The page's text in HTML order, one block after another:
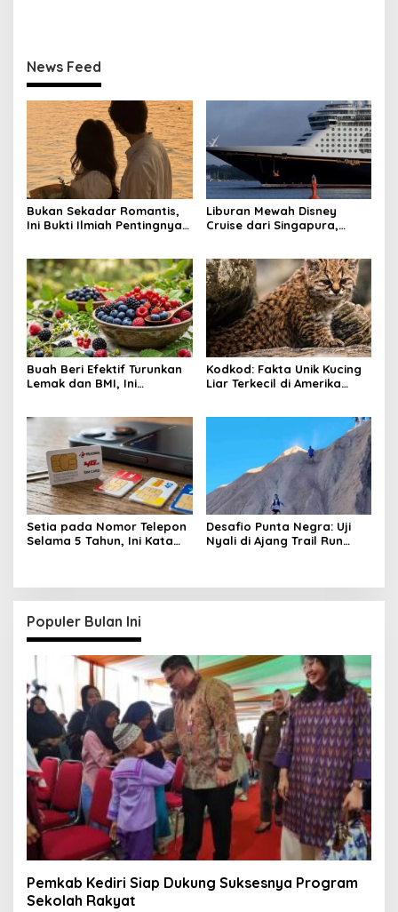
News Feed
Bukan Sekadar Romantis,
Ini Bukti Ilmiah Pentingnya
Liburan Mewah Disney
Cruise dari Singapura,
Buah Beri Efektif Turunkan
Lemak dan BMI, Ini
Kodkod: Fakta Unik Kucing
Liar Terkecil di Amerika
Setia pada Nomor Telepon
Selama 5 Tahun, Ini Kata
Desafio Punta Negra: Uji
Nyali di Ajang Trail Run
Populer Bulan Ini
Pemkab Kediri Siap Dukung Suksesnya Program
Sekolah Rakyat